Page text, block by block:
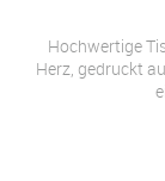
Hochwertige
Herz, gedruckt